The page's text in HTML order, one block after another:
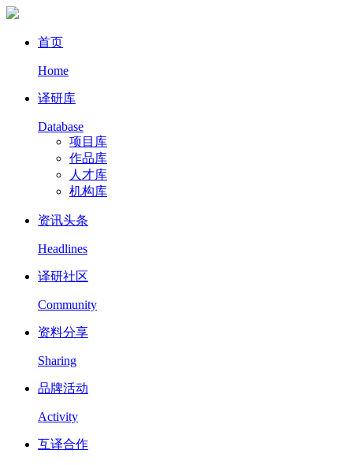
首页
Home
译研库
Database
项目库
作品库
人才库
机构库
资讯头条
Headlines
译研社区
Community
资料分享
Sharing
品牌活动
Activity
互译合作